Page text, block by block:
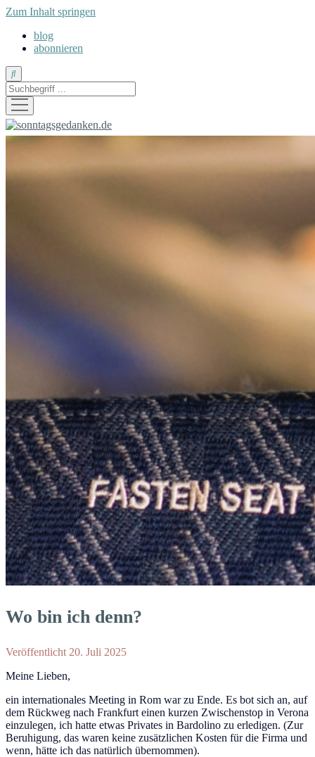
Zum Inhalt springen
blog
abonnieren
Suche
Menü
öffnen
sonntagsgedanken.de
Wo bin ich denn?
Veröffentlicht 20. Juli 2025
Meine Lieben,
ein internationales Meeting in Rom war zu Ende. Es bot sich an, auf
dem Rückweg nach Frankfurt einen kurzen Zwischenstop in Verona
einzulegen, ich hatte etwas Privates in Bardolino zu erledigen. (Zur
Beruhigung, das waren keine zusätzlichen Kosten für die Firma und
wenn, hätte ich das natürlich übernommen).